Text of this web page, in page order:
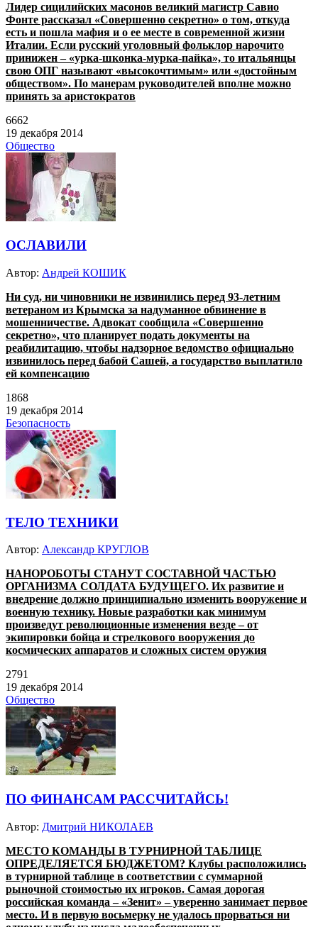
Лидер сицилийских масонов великий магистр Савио
Фонте рассказал «Совершенно секретно» о том, откуда
есть и пошла мафия и о ее месте в современной жизни
Италии. Если русский уголовный фольклор нарочито
принижен – «урка-шконка-мурка-пайка», то итальянцы
свою ОПГ называют «высокочтимым» или «достойным
обществом». По манерам руководителей вполне можно
принять за аристократов
6662
19 декабря 2014
Общество
ОСЛАВИЛИ
Автор: Андрей КОШИК
Ни суд, ни чиновники не извинились перед 93-летним
ветераном из Крымска за надуманное обвинение в
мошенничестве. Адвокат сообщила «Совершенно
секретно», что планирует подать документы на
реабилитацию, чтобы надзорное ведомство официально
извинилось перед бабой Сашей, а государство выплатило
ей компенсацию
1868
19 декабря 2014
Безопасность
ТЕЛО ТЕХНИКИ
Автор: Александр КРУГЛОВ
НАНОРОБОТЫ СТАНУТ СОСТАВНОЙ ЧАСТЬЮ
ОРГАНИЗМА СОЛДАТА БУДУЩЕГО. Их развитие и
внедрение должно принципиально изменить вооружение и
военную технику. Новые разработки как минимум
произведут революционные изменения везде – от
экипировки бойца и стрелкового вооружения до
космических аппаратов и сложных систем оружия
2791
19 декабря 2014
Общество
ПО ФИНАНСАМ РАССЧИТАЙСЬ!
Автор: Дмитрий НИКОЛАЕВ
МЕСТО КОМАНДЫ В ТУРНИРНОЙ ТАБЛИЦЕ
ОПРЕДЕЛЯЕТСЯ БЮДЖЕТОМ? Клубы расположились
в турнирной таблице в соответствии с суммарной
рыночной стоимостью их игроков. Самая дорогая
российская команда – «Зенит» – уверенно занимает первое
место. И в первую восьмерку не удалось прорваться ни